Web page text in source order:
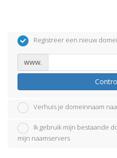
Registreer een nieuw
www.
Verhuis je domeinnaam
Ik gebruik mijn bestaande
mijn naamservers